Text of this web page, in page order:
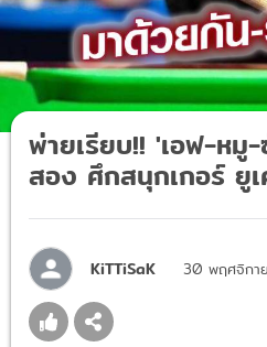
พ่ายเรียบ!! 'เอฟ-หมู
สอง ศึกสนุกเกอร์ ยู
KiTTiSaK 30 พฤศจิก